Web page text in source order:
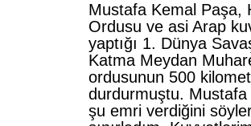
Mustafa Kemal Paşa,
Ordusu ve asi Arap
yaptığı 1. Dünya
Katma Meydan
ordusunun 500
durdurmuştu.
şu emri verdiğini